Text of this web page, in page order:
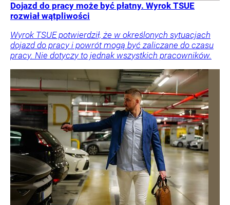
Dojazd do pracy może być płatny. Wyrok TSUE
rozwiał wątpliwości
Wyrok TSUE potwierdził, że w określonych sytuacjach
dojazd do pracy i powrót mogą być zaliczane do czasu
pracy. Nie dotyczy to jednak wszystkich pracowników.